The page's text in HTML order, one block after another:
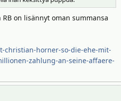
on lisännyt oman summansa
christian-horner-so-die-ehe-mit-
zahlung-an-seine-affaere-